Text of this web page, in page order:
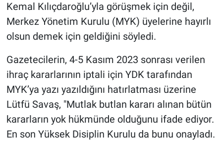
Kemal Kılıçdaroğlu’yla görüşmek için değil,
Merkez Yönetim Kurulu (MYK) üyelerine hayırlı
olsun demek için geldiğini söyledi.
Gazetecilerin, 4-5 Kasım 2023 sonrası verilen
ihraç kararlarının iptali için YDK tarafından
MYK’ya yazı yazıldığını hatırlatması üzerine
Lütfü Savaş, "Mutlak butlan kararı alınan bütün
kararların yok hükmünde olduğunu ifade ediyor.
En son Yüksek Disiplin Kurulu da bunu onayladı.